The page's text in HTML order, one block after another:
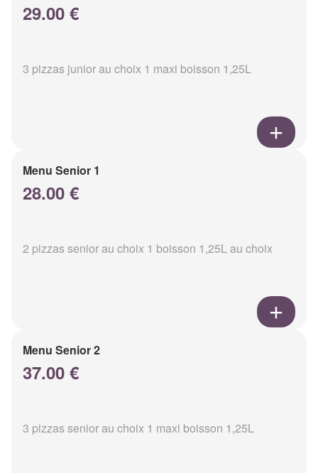
29.00 €
3 pizzas junior au choix 1 maxi boisson 1,25L
Menu Senior 1
28.00 €
2 pizzas senior au choix 1 boisson 1,25L au choix
Menu Senior 2
37.00 €
3 pizzas senior au choix 1 maxi boisson 1,25L